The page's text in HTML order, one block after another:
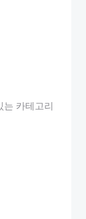
는 카테고리